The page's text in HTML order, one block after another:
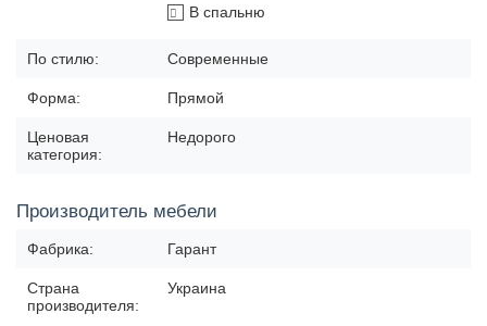
В спальню
По стилю: Современные
Форма: Прямой
Ценовая
категория:
Недорого
Производитель мебели
Фабрика: Гарант
Страна
производителя:
Украина